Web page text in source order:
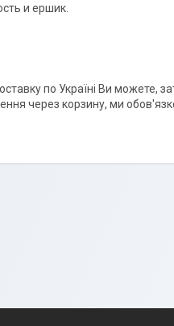
и ершик.
по Україні Ви
через корзину, ми